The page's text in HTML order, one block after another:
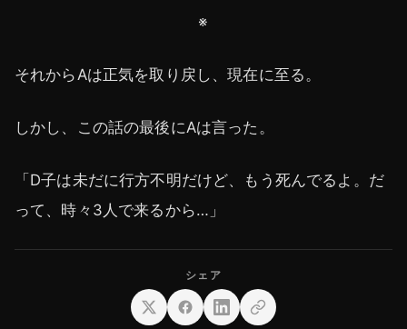
※
それからAは正気を取り戻し、現在に至る。
しかし、この話の最後にAは言った。
「D子は未だに行方不明だけど、もう死んでるよ。だ
って、時々3人で来るから…」